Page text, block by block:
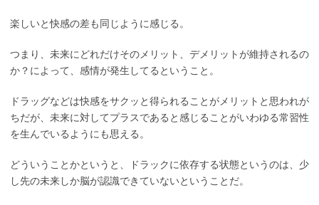
楽しいと快感の差も同じように感じる。
つまり、未来にどれだけそのメリット、デメリットが維持されるの
か？によって、感情が発生してるということ。
ドラッグなどは快感をサクッと得られることがメリットと思われが
ちだが、未来に対してプラスであると感じることがいわゆる常習性
を生んでいるようにも思える。
どういうことかというと、ドラックに依存する状態というのは、少
し先の未来しか脳が認識できていないということだ。